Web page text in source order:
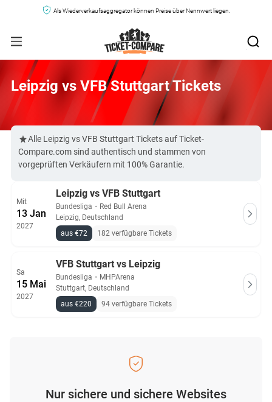
Als Wiederverkaufsaggregator können Preise über Nennwert liegen.
Leipzig vs VFB Stuttgart Tickets
Alle Leipzig vs VFB Stuttgart Tickets auf Ticket-
Compare.com sind authentisch und stammen von
vorgeprüften Verkäufern mit 100% Garantie.
Mit
13 Jan
2027
Leipzig vs VFB Stuttgart
Bundesliga ・ Red Bull Arena
Leipzig, Deutschland
aus €72
182 verfügbare Tickets
Sa
15 Mai
2027
VFB Stuttgart vs Leipzig
Bundesliga ・ MHPArena
Stuttgart, Deutschland
aus €220
94 verfügbare Tickets
Nur sichere und sichere Websites